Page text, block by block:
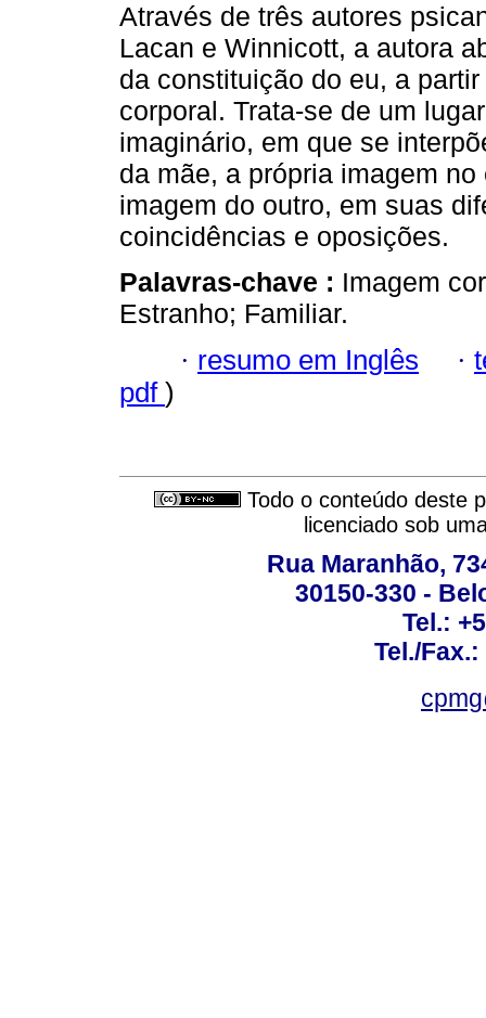
Através de três autores
Lacan e Winnicott, a autora
da constituição do eu, a
corporal. Trata-se de um
imaginário, em que se
da mãe, a própria imagem no
imagem do outro, em suas
coincidências e oposições.
Palavras-chave : Imagem
Estranho; Familiar.
· resumo em Inglês ·
pdf )
Todo o conteúdo deste
licenciado sob
Rua Maranhão,
30150-330 -
Tel.:
Tel./Fax.: